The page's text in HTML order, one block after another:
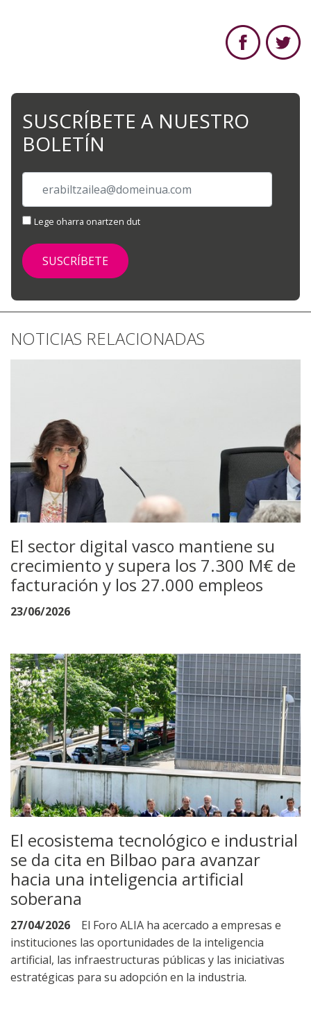
SUSCRÍBETE A NUESTRO
BOLETÍN
Lege oharra onartzen dut
NOTICIAS RELACIONADAS
El sector digital vasco mantiene su
crecimiento y supera los 7.300 M€ de
facturación y los 27.000 empleos
23/06/2026
El ecosistema tecnológico e industrial
se da cita en Bilbao para avanzar
hacia una inteligencia artificial
soberana
27/04/2026
El Foro ALIA ha acercado a empresas e
instituciones las oportunidades de la inteligencia
artificial, las infraestructuras públicas y las iniciativas
estratégicas para su adopción en la industria.